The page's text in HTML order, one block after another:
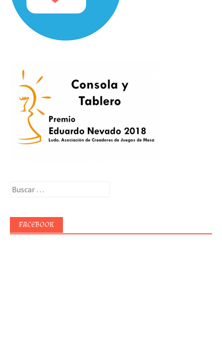
Buscar:
FACEBOOK